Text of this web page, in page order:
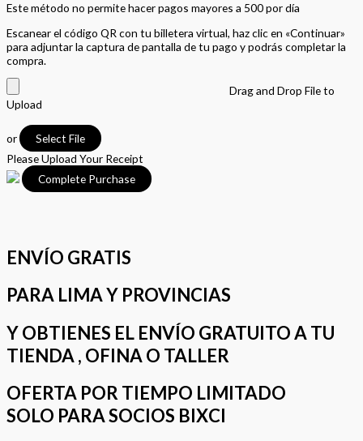
Este método no permite hacer pagos mayores a 500 por día
Escanear el código QR con tu billetera virtual, haz clic en «Continuar»
para adjuntar la captura de pantalla de tu pago y podrás completar la
compra.
Drag and Drop File to
Upload
or
Select File
Please Upload Your Receipt
ENVÍO GRATIS
PARA LIMA Y PROVINCIAS
Y OBTIENES EL ENVÍO GRATUITO A TU
TIENDA , OFINA O TALLER
OFERTA POR TIEMPO LIMITADO
SOLO PARA SOCIOS BIXCI